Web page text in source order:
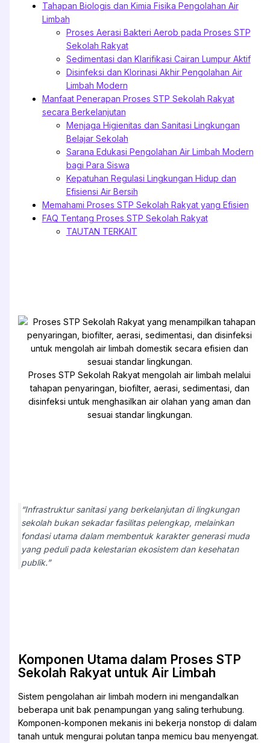
Tahapan Biologis dan Kimia Fisika Pengolahan Air
Limbah
Proses Aerasi Bakteri Aerob pada Proses STP
Sekolah Rakyat
Sedimentasi dan Klarifikasi Cairan Lumpur Aktif
Disinfeksi dan Klorinasi Akhir Pengolahan Air
Limbah Modern
Manfaat Penerapan Proses STP Sekolah Rakyat
secara Berkelanjutan
Menjaga Higienitas dan Sanitasi Lingkungan
Belajar Sekolah
Sarana Edukasi Pengolahan Air Limbah Modern
bagi Para Siswa
Kepatuhan Regulasi Lingkungan Hidup dan
Efisiensi Air Bersih
Memahami Proses STP Sekolah Rakyat yang Efisien
FAQ Tentang Proses STP Sekolah Rakyat
TAUTAN TERKAIT
Proses STP Sekolah Rakyat mengolah air limbah melalui
tahapan penyaringan, biofilter, aerasi, sedimentasi, dan
disinfeksi untuk menghasilkan air olahan yang aman dan
sesuai standar lingkungan.
“Infrastruktur sanitasi yang berkelanjutan di lingkungan
sekolah bukan sekadar fasilitas pelengkap, melainkan
fondasi utama dalam membentuk karakter generasi muda
yang peduli pada kelestarian ekosistem dan kesehatan
publik.”
Komponen Utama dalam Proses STP
Sekolah Rakyat untuk Air Limbah
Sistem pengolahan air limbah modern ini mengandalkan
beberapa unit bak penampungan yang saling terhubung.
Komponen-komponen mekanis ini bekerja nonstop di dalam
tanah untuk mengurai polutan tanpa memicu bau menyengat.